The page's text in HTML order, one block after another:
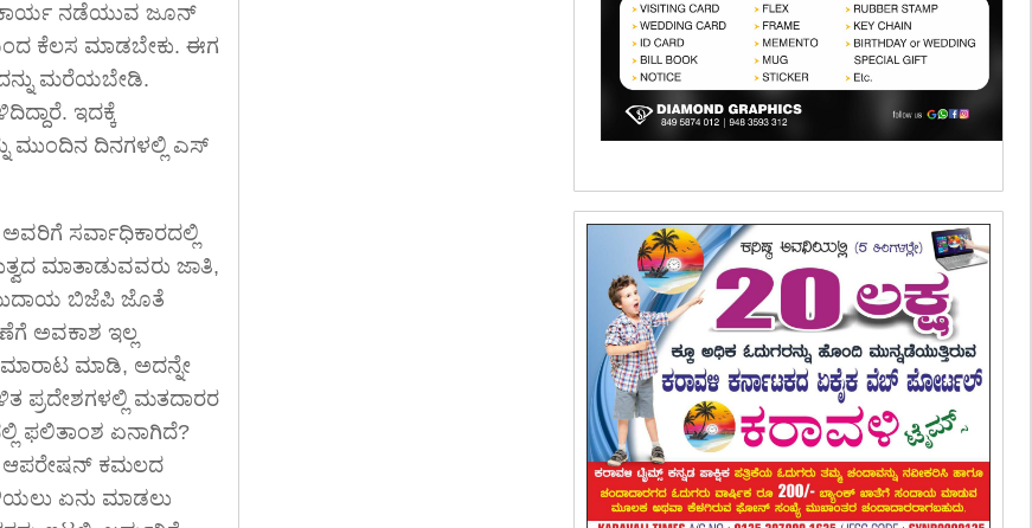
ಕಾರ್ಯ ನಡೆಯುವ ಜೂನ್
ಕೆಲಸ ಮಾಡಬೇಕು. ಈಗ
ಮರೆಯಬೇಡಿ.
ಇದಕ್ಕೆ
ಮುಂದಿನ ದಿನಗಳಲ್ಲಿ ಎಸ್
ಸರ್ವಾಧಿಕಾರದಲ್ಲಿ
ಮಾತಾಡುವವರು ಜಾತಿ,
ಬಿಜೆಪಿ ಜೊತೆ
ಅವಕಾಶ ಇಲ್ಲ
ಮಾರಾಟ ಮಾಡಿ, ಅದನ್ನೇ
ಪ್ರದೇಶಗಳಲ್ಲಿ ಮತದಾರರ
ಫಲಿತಾಂಶ ಏನಾಗಿದೆ?
ಆಪರೇಷನ್ ಕಮಲದ
ಏನು ಮಾಡಲು